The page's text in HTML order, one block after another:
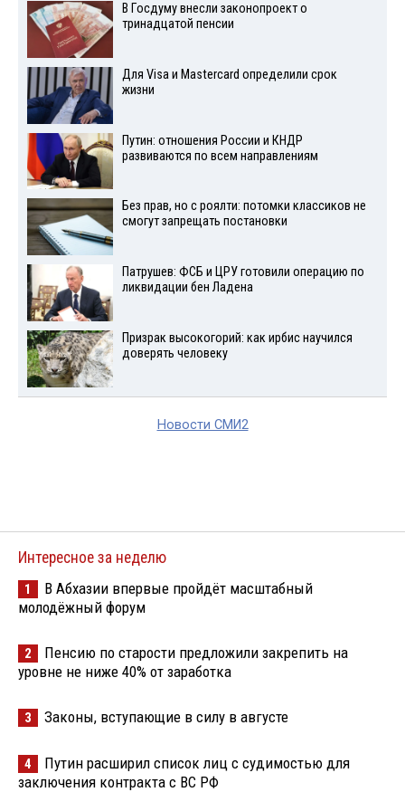
В Госдуму внесли законопроект о
тринадцатой пенсии
Для Visа и Mastercard определили срок
жизни
Путин: отношения России и КНДР
развиваются по всем направлениям
Без прав, но с роялти: потомки классиков не
смогут запрещать постановки
Патрушев: ФСБ и ЦРУ готовили операцию по
ликвидации бен Ладена
Призрак высокогорий: как ирбис научился
доверять человеку
Новости СМИ2
Интересное за неделю
1
В Абхазии впервые пройдёт масштабный
молодёжный форум
2
Пенсию по старости предложили закрепить на
уровне не ниже 40% от заработка
3 Законы, вступающие в силу в августе
4
Путин расширил список лиц с судимостью для
заключения контракта с ВС РФ